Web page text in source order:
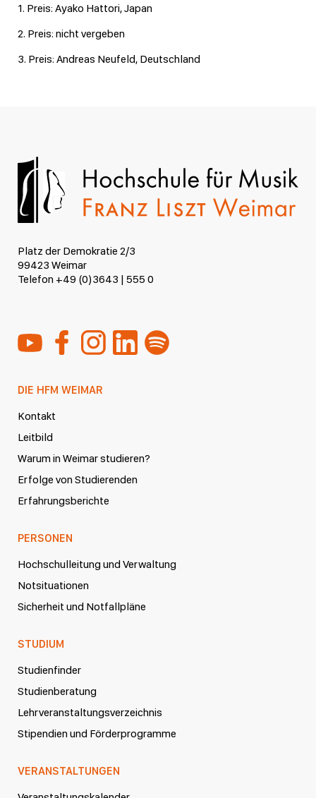
1. Preis: Ayako Hattori, Japan
2. Preis: nicht vergeben
3. Preis: Andreas Neufeld, Deutschland
Platz der Demokratie 2/3
99423 Weimar
Telefon +49 (0)3643 | 555 0
DIE HFM WEIMAR
Kontakt
Leitbild
Warum in Weimar studieren?
Erfolge von Studierenden
Erfahrungsberichte
PERSONEN
Hochschulleitung und Verwaltung
Notsituationen
Sicherheit und Notfallpläne
STUDIUM
Studienfinder
Studienberatung
Lehrveranstaltungsverzeichnis
Stipendien und Förderprogramme
VERANSTALTUNGEN